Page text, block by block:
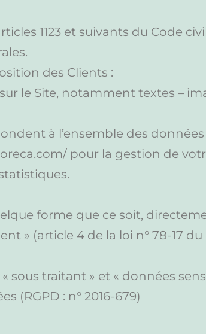
1123 et suivants du Code
des Clients :
le Site, notamment textes –
à l’ensemble des données
pour la gestion de
forme que ce soit,
» (article 4 de la loi n° 78-17 du
sous traitant » et « données
(RGPD : n° 2016-679)